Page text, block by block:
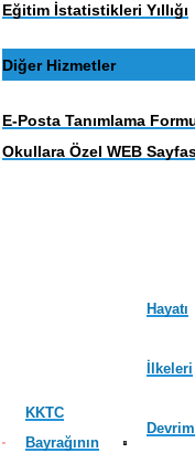
Eğitim İstatistikleri Yıllığı
Diğer Hizmetler
E-Posta Tanımlama
Okullara Özel WEB
KKTC
Bayrağının
Hayatı
İlkeleri